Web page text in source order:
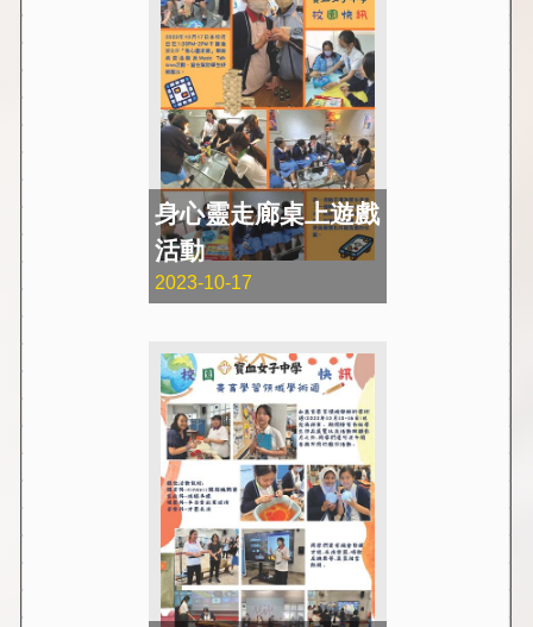
身心靈走廊桌上遊戲
活動
2023-10-17